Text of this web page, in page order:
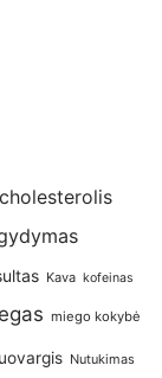
cholesterolis
Kava kofeinas
miego kokybė
Nutukimas